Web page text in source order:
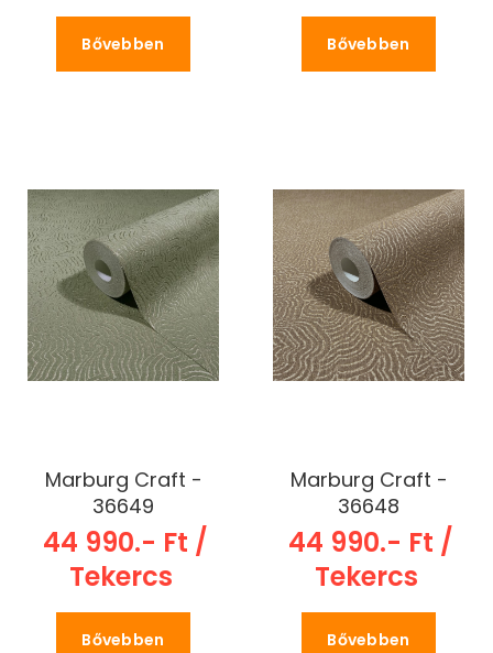
Bővebben Bővebben
Marburg Craft -
36649
44 990.- Ft /
Tekercs
Bővebben
Marburg Craft -
36648
44 990.- Ft /
Tekercs
Bővebben